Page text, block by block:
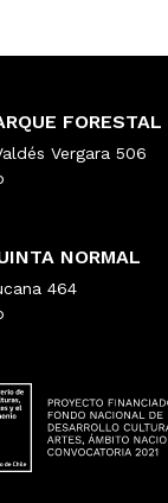
FORESTAL
Vergara 506
NORMAL
464